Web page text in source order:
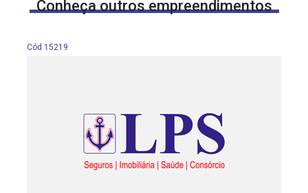
Conheça outros empreendimentos
Cód 15219